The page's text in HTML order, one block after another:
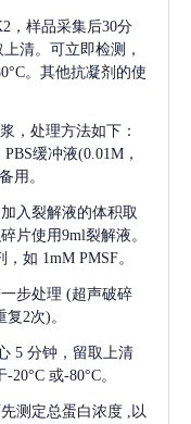
，样品采集后30分
清。可立即检测，
。其他抗凝剂的使
，处理方法如下：
PBS缓冲液(0.01M，
用。
入裂解液的体积取
片使用9ml裂解液。
如 1mM PMSF。
步处理 (超声破碎
2次)。
5 分钟，留取上清
或-80°C。
测定总蛋白浓度
,以